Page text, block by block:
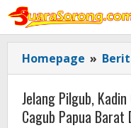
Lewati
konten
Homepage »
Jelang Pilgub,
Cagub Papua Barat